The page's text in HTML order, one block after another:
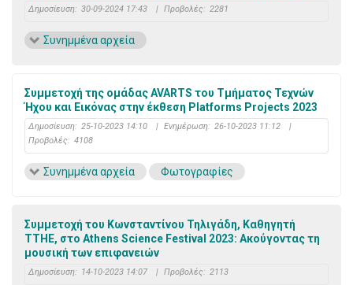
Δημοσίευση: 30-09-2024 17:43 | Προβολές: 2281
Συνημμένα αρχεία
Συμμετοχή της ομάδας AVARTS του Τμήματος Τεχνών
Ήχου και Εικόνας στην έκθεση Platforms Projects 2023
Δημοσίευση: 25-10-2023 14:10 | Ενημέρωση: 26-10-2023 11:12
|
Προβολές: 4108
Συνημμένα αρχεία Φωτογραφίες
Συμμετοχή του Κωνσταντίνου Τηλιγάδη, Καθηγητή
ΤΤΗΕ, στο Athens Science Festival 2023: Ακούγοντας τη
μουσική των επιφανειών
Δημοσίευση: 14-10-2023 14:07 | Προβολές: 2113